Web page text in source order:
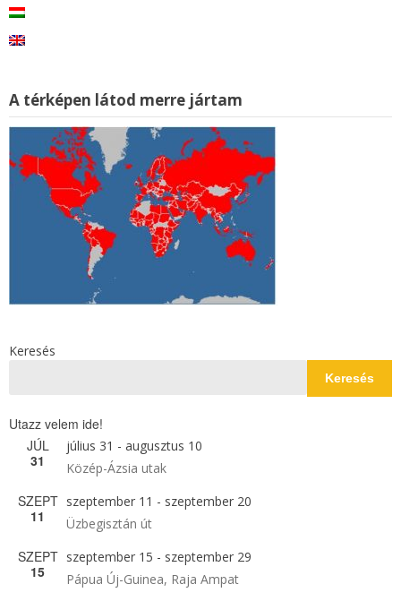
A térképen látod merre jártam
Keresés
Keresés
Utazz velem ide!
JÚL
31
július 31 - augusztus 10
Közép-Ázsia utak
SZEPT
11
szeptember 11 - szeptember 20
Üzbegisztán út
SZEPT
15
szeptember 15 - szeptember 29
Pápua Új-Guinea, Raja Ampat